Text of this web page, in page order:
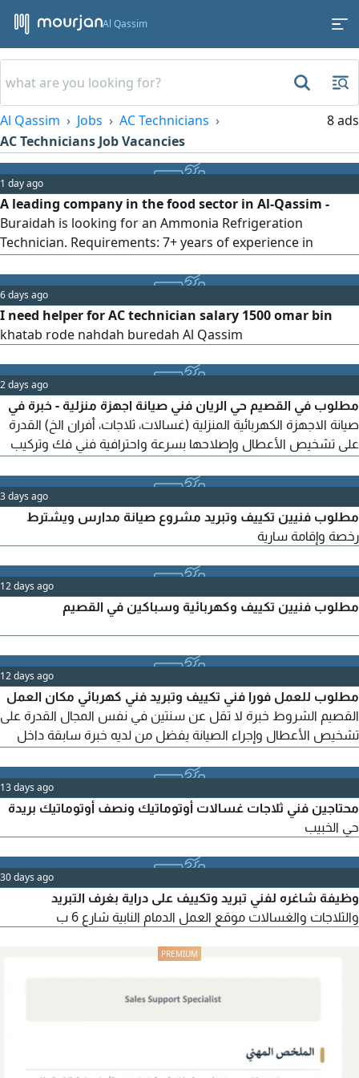
Al Qassim
Al Qassim Jobs
AC Technicians
AC Technicians Job Vacancies
8 ads
1 day ago
A leading company in the food sector in Al-Qassim -
Buraidah is looking for an Ammonia Refrigeration
Technician. Requirements: 7+ years of experience in
industrial refrigeration systems is preferred. Must have
practical knowledge of NH3 ammonia systems. To apply,
please send your CV via email, mentioning the job title.
6 days ago
I need helper for AC technician salary 1500 omar bin
khatab rode nahdah buredah Al Qassim
2 days ago
مطلوب في القصيم حي الريان فني صيانة اجهزة منزلية - خبرة في
صيانة الاجهزة الكهربائية المنزلية (غسالات، ثلاجات، أفران الخ) القدرة
على تشخيص الأعطال وإصلاحها بسرعة واحترافية فني فك وتركيب
مركزي) الالتزام بمعايير السلامة والجودة كهربائي - خبرة في التمديدات
والصيانة الكهربائية للمنازل والمكاتب - القدرة على العمل الميداني3 days ago
مطلوب فنيين تكييف وتبريد مشروع صيانة مدارس ويشترط
رخصة وإقامة سارية
12 days ago
مطلوب فنيين تكييف وكهربائية وسباكين في القصيم
12 days ago
مطلوب للعمل فورا فني تكييف وتبريد فني كهربائي مكان العمل
القصيم الشروط خبرة لا تقل عن سنتين في نفس المجال القدرة على
تشخيص الأعطال وإجراء الصيانة يفضل من لديه خبرة سابقة داخل
المملكة للتقديم يرجى إرسال السيرة الذاتية عبر الايميل للتواصل
والاستفسار
13 days ago
محتاجين فني ثلاجات غسالات أوتوماتيك ونصف أوتوماتيك بريدة
حي الخبيب
30 days ago
وظيفة شاغره لفني تبريد وتكييف على دراية بغرف التبريد
والثلاجات والغسالات موقع العمل الدمام النابية شارع 6 ب